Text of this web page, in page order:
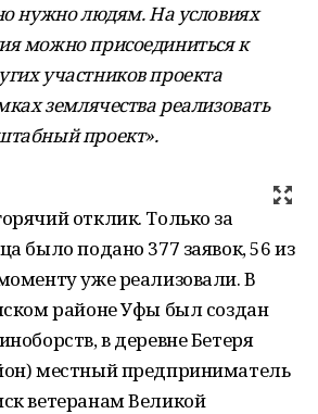
нужно людям. На условиях
можно присоединиться к
участников проекта
землячества реализовать
проект».
отклик. Только за
было подано 377 заявок, 56 из
уже реализовали. В
районе Уфы был создан
в деревне Бетеря
местный предприниматель
ветеранам Великой